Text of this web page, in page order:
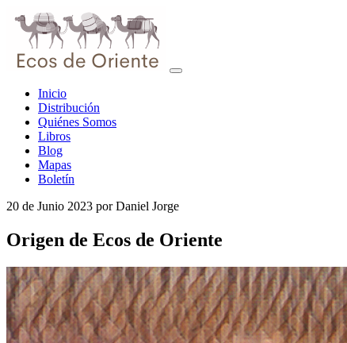
Inicio
Distribución
Quiénes Somos
Libros
Blog
Mapas
Boletín
20 de Junio 2023 porDaniel Jorge
Origen de Ecos de Oriente